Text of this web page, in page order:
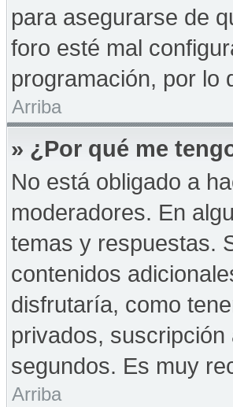
para asegurarse de
foro esté mal
programación, por lo
Arriba
» ¿Por qué me
No está obligado a
moderadores. En
temas y respuestas.
contenidos
disfrutaría, como
privados,
segundos. Es muy
Arriba